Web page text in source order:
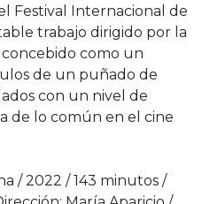
Festival Internacional de
trabajo dirigido por la
concebido como un
de un puñado de
con un nivel de
de lo común en el cine
/ 2022 / 143 minutos /